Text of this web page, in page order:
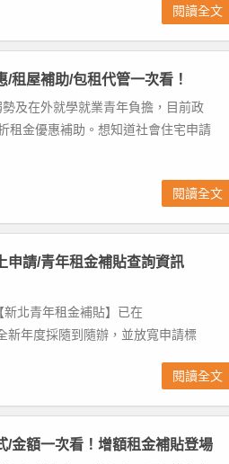
閱讀全文
/租屋補助/包租代管一次看！
及在外就學就業青年負擔，目前政
租金優惠補助。想知道社會住宅申請
閱讀全文
申請/青年租金補貼查詢資訊
北青年租金補貼】已在
新年度採隨到隨辦，並放寬申請標
閱讀全文
/金額一次看！增額租金補貼登場